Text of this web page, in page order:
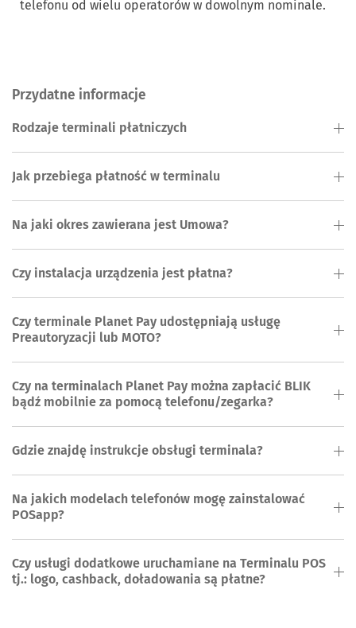
telefonu od wielu operatorów w dowolnym nominale.
Przydatne informacje
Rodzaje terminali płatniczych
Jak przebiega płatność w terminalu
Na jaki okres zawierana jest Umowa?
Czy instalacja urządzenia jest płatna?
Czy terminale Planet Pay udostępniają usługę
Preautoryzacji lub MOTO?
Czy na terminalach Planet Pay można zapłacić BLIK
bądź mobilnie za pomocą telefonu/zegarka?
Gdzie znajdę instrukcje obsługi terminala?
Na jakich modelach telefonów mogę zainstalować
POSapp?
Czy usługi dodatkowe uruchamiane na Terminalu POS
tj.: logo, cashback, doładowania są płatne?